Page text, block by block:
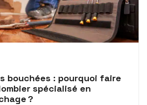
bouchées : pourquoi faire
spécialisé en
?